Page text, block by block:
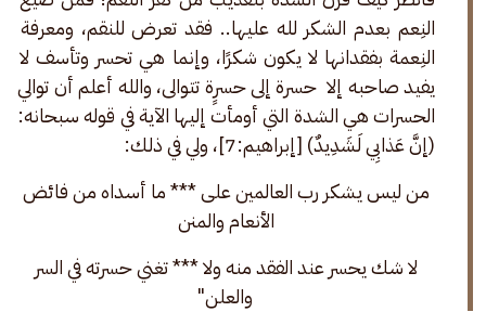
النِعم بعدم الشكر لله عليها.. فقد تعرض للنقم، ومعرفة
النِعمة بفقدانها لا يكون شكرًا، وإنما هي تحسر وتأسف لا
يفيد صاحبه إلا  حسرة إلى حسرٍة تتوالى، والله أعلم أن توالي
الحسرات هي الشدة التي أومأت إليها الآية في قوله سبحانه:
(إنَّ عَذابِي لَشَدِيدٌ) [إبراهيم:7]، ولي في ذلك:
من ليس يشكر رب العالمين على *** ما أسداه من فائض
الأنعام والمنن
لا شك يحسر عند الفقد منه ولا *** تغني حسرته في السر
والعلن"